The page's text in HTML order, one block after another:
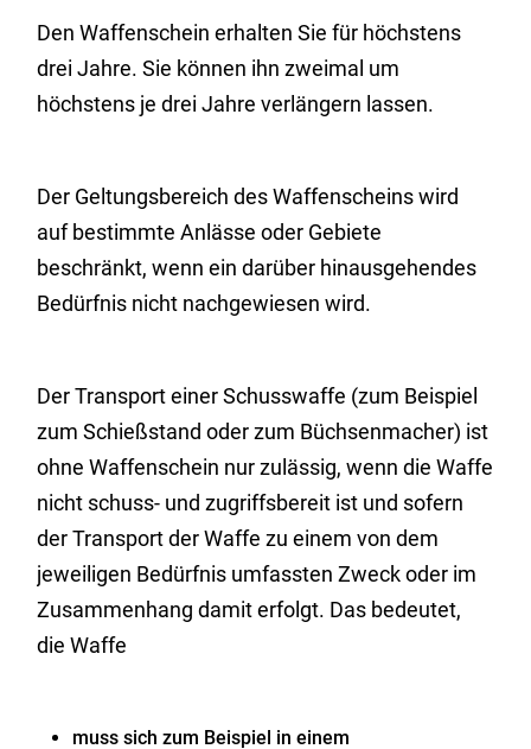
Den Waffenschein erhalten Sie für höchstens
drei Jahre. Sie können ihn zweimal um
höchstens je drei Jahre verlängern lassen.
Der Geltungsbereich des Waffenscheins wird
auf bestimmte Anlässe oder Gebiete
beschränkt,wenn ein darüber hinausgehendes
Bedürfnis nicht nachgewiesen wird.
Der Transport einer Schusswaffe (zum Beispiel
zum Schießstand oder zum Büchsenmacher) ist
ohne Waffenschein nur zulässig, wenn die Waffe
nicht schuss- und zugriffsbereit ist und sofern
der Transport der Waffe zu einem von dem
jeweiligen Bedürfnis umfassten Zweck oder im
Zusammenhang damit erfolgt. Das bedeutet,
die Waffe
muss sich zum Beispiel in einem